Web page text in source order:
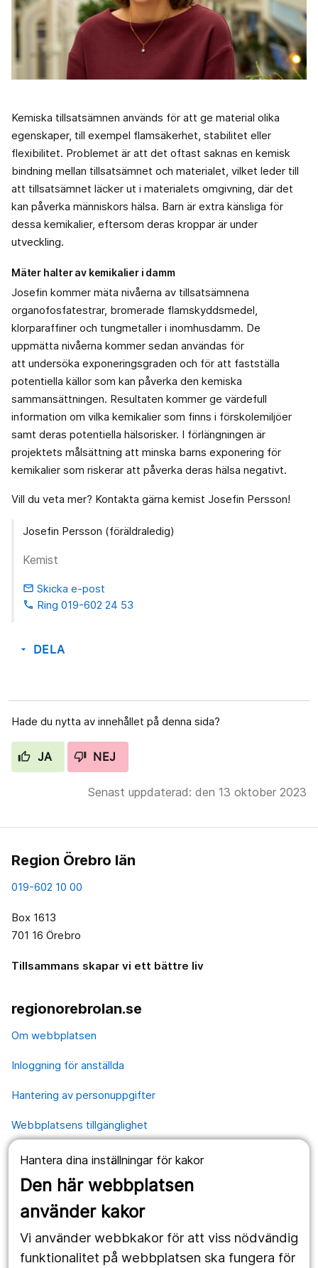
Hantera dina inställningar för kakor
Den här webbplatsen
använder kakor
Vi använder webbkakor för att viss nödvändig
funktionalitet på webbplatsen ska fungera för
Kemiska tillsatsämnen används för att ge material olika
egenskaper, till exempel flamsäkerhet, stabilitet eller
flexibilitet. Problemet är att det oftast saknas en kemisk
bindning mellan tillsatsämnet och materialet, vilket leder till
att tillsatsämnet läcker ut i materialets omgivning, där det
kan påverka människors hälsa. Barn är extra känsliga för
dessa kemikalier, eftersom deras kroppar är under
utveckling.
Mäter halter av kemikalier i damm
Josefin kommer mäta nivåerna av tillsatsämnena
organofosfatestrar, bromerade flamskyddsmedel,
klorparaffiner och tungmetaller i inomhusdamm. De
uppmätta nivåerna kommer sedan användas för
att undersöka exponeringsgraden och för att fastställa
potentiella källor som kan påverka den kemiska
sammansättningen. Resultaten kommer ge värdefull
information om vilka kemikalier som finns i förskolemiljöer
samt deras potentiella hälsorisker. I förlängningen är
projektets målsättning att minska barns exponering för
kemikalier som riskerar att påverka deras hälsa negativt.
Vill du veta mer? Kontakta gärna kemist Josefin Persson!
Josefin Persson (föräldraledig)
Kemist
email Skicka e-post
phone Ring 019-602 24 53
arrow_drop_down DELA
Hade du nytta av innehållet på denna sida?
JA NEJ
Senast uppdaterad: den 13 oktober 2023
Region Örebro län
019-602 10 00
Box 1613
701 16 Örebro
Tillsammans skapar vi ett bättre liv
regionorebrolan.se
Om webbplatsen
Inloggning för anställda
Hantering av personuppgifter
Webbplatsens tillgänglighet
Våra webbplatser
1177.se
Region Örebro län